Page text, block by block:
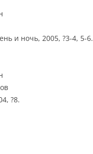
и ночь, 2005, ?3-4, 5-6.
?8.